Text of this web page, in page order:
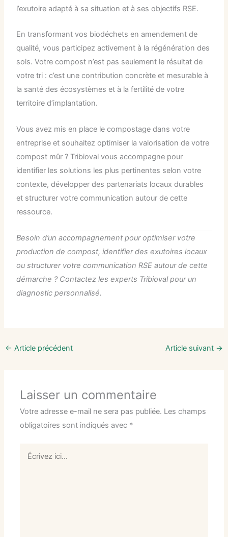
l’exutoire adapté à sa situation et à ses objectifs RSE.
En transformant vos biodéchets en amendement de
qualité, vous participez activement à la régénération des
sols. Votre compost n’est pas seulement le résultat de
votre tri : c’est une contribution concrète et mesurable à
la santé des écosystèmes et à la fertilité de votre
territoire d’implantation.
Vous avez mis en place le compostage dans votre
entreprise et souhaitez optimiser la valorisation de votre
compost mûr ? Tribioval vous accompagne pour
identifier les solutions les plus pertinentes selon votre
contexte, développer des partenariats locaux durables
et structurer votre communication autour de cette
ressource.
Besoin d’un accompagnement pour optimiser votre
production de compost, identifier des exutoires locaux
ou structurer votre communication RSE autour de cette
démarche ? Contactez les experts Tribioval pour un
diagnostic personnalisé.
← Article précédent Article suivant →
Laisser un commentaire
Votre adresse e-mail ne sera pas publiée. Les champs
obligatoires sont indiqués avec *
Écrivez